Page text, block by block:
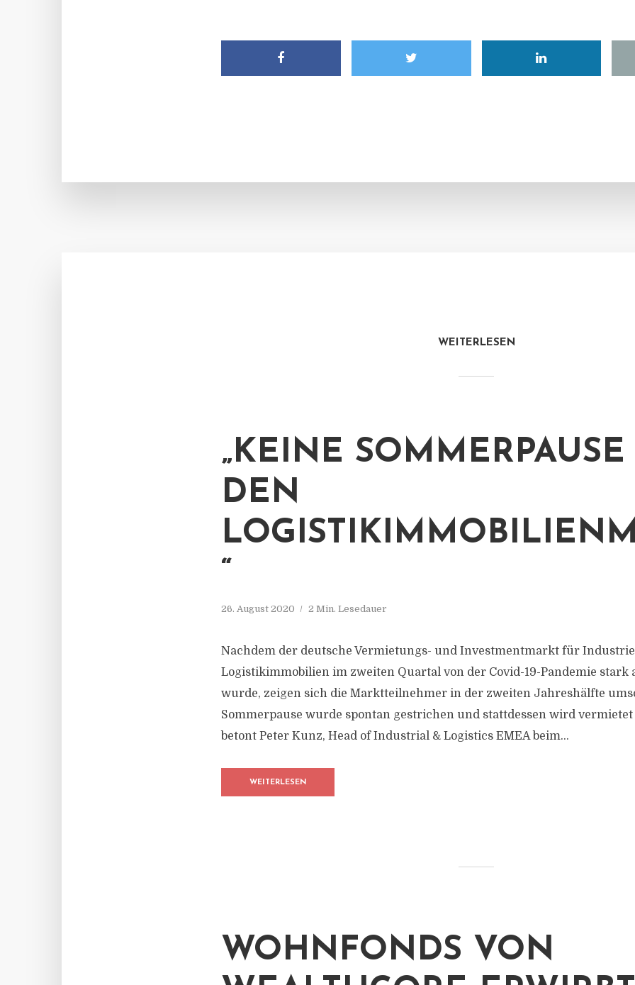
WEITERLESEN
„KEINE SOMMERPAUSE
DEN
“
26. August 2020 2 Min. Lesedauer
Nachdem der deutsche Vermietungs- und Investmentmarkt für
Logistikimmobilien im zweiten Quartal von der Covid-19-Pandemie stark
wurde, zeigen sich die Marktteilnehmer in der zweiten Jahreshälfte
Sommerpause wurde spontan gestrichen und stattdessen wird vermietet
betont Peter Kunz, Head of Industrial & Logistics EMEA beim...
WEITERLESEN
WOHNFONDS VON